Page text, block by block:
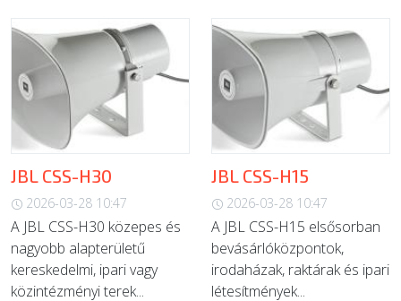
JBL CSS-H30
2026-03-28 10:47
A JBL CSS-H30 közepes és
nagyobb alapterületű
kereskedelmi, ipari vagy
közintézményi terek...
JBL CSS-H15
2026-03-28 10:47
A JBL CSS-H15 elsősorban
bevásárlóközpontok,
irodaházak, raktárak és ipari
létesítmények...